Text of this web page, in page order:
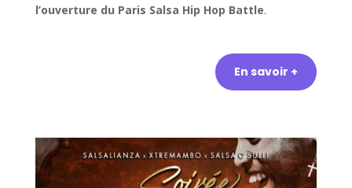
l’ouverture du Paris Salsa Hip Hop Battle.
En savoir +